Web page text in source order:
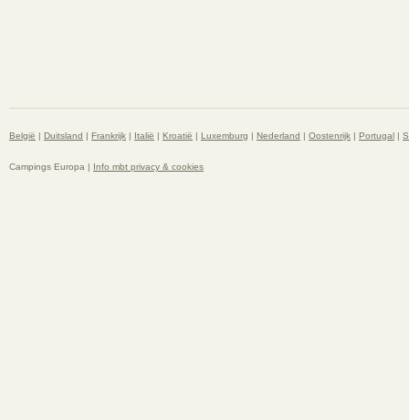
België | Duitsland | Frankrijk | Italië | Kroatië | Luxemburg | Nederland | Oostenrijk | Portugal |
Campings Europa | Info mbt privacy & cookies